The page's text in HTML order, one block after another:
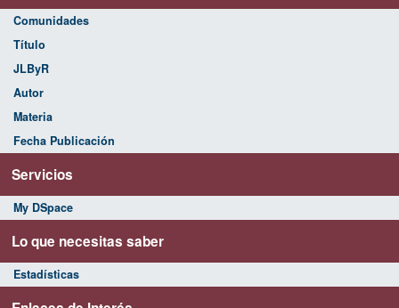
Comunidades
Título
JLByR
Autor
Materia
Fecha Publicación
Servicios
My DSpace
Lo que necesitas saber
Estadísticas